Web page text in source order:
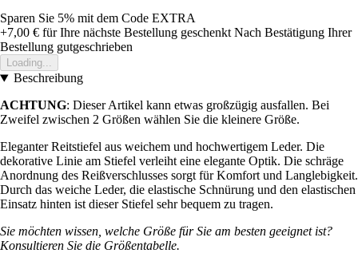
Sparen Sie 5% mit dem Code EXTRA
+7,00 € für Ihre nächste Bestellung geschenkt Nach Bestätigung Ihrer
Bestellung gutgeschrieben
Loading...
Beschreibung
ACHTUNG: Dieser Artikel kann etwas großzügig ausfallen. Bei
Zweifel zwischen 2 Größen wählen Sie die kleinere Größe.
Eleganter Reitstiefel aus weichem und hochwertigem Leder. Die
dekorative Linie am Stiefel verleiht eine elegante Optik. Die schräge
Anordnung des Reißverschlusses sorgt für Komfort und Langlebigkeit.
Durch das weiche Leder, die elastische Schnürung und den elastischen
Einsatz hinten ist dieser Stiefel sehr bequem zu tragen.
Sie möchten wissen, welche Größe für Sie am besten geeignet ist?
Konsultieren Sie die Größentabelle.